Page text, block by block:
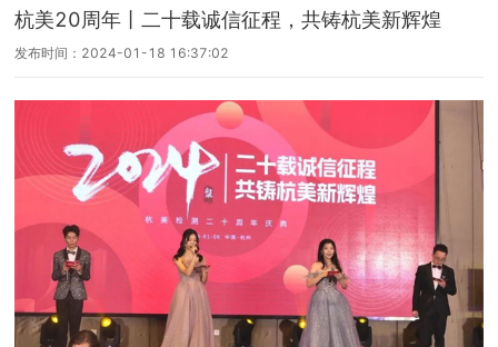
杭美20周年丨二十载诚信征程，共铸杭美新辉煌
发布时间：2024-01-18 16:37:02